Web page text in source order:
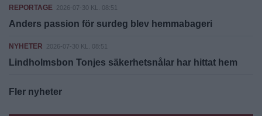
REPORTAGE 2026-07-30 KL. 08:51
Anders passion för surdeg blev hemmabageri
NYHETER 2026-07-30 KL. 08:51
Lindholmsbon Tonjes säkerhetsnålar har hittat hem
Fler nyheter